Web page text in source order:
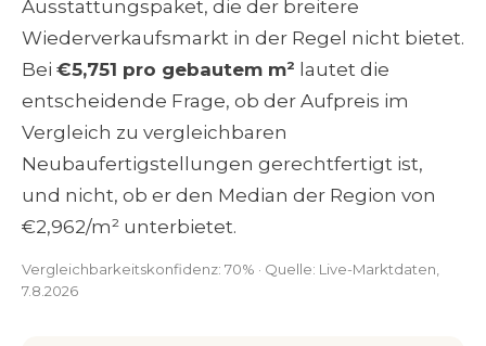
Ausstattungspaket, die der breitere
Wiederverkaufsmarkt in der Regel nicht bietet.
Bei €5,751 pro gebautem m² lautet die
entscheidende Frage, ob der Aufpreis im
Vergleich zu vergleichbaren
Neubaufertigstellungen gerechtfertigt ist,
und nicht, ob er den Median der Region von
€2,962/m² unterbietet.
Vergleichbarkeitskonfidenz: 70% · Quelle: Live-Marktdaten,
7.8.2026